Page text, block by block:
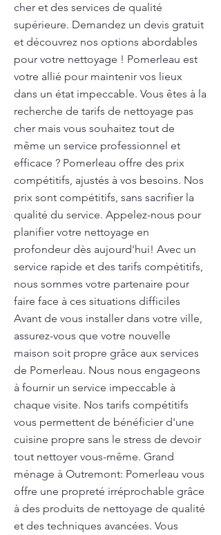
cher et des services de qualité
supérieure. Demandez un devis gratuit
et découvrez nos options abordables
pour votre nettoyage ! Pomerleau est
votre allié pour maintenir vos lieux
dans un état impeccable. Vous êtes à la
recherche de tarifs de nettoyage pas
cher mais vous souhaitez tout de
même un service professionnel et
efficace ? Pomerleau offre des prix
compétitifs, ajustés à vos besoins. Nos
prix sont compétitifs, sans sacrifier la
qualité du service. Appelez-nous pour
planifier votre nettoyage en
profondeur dès aujourd'hui! Avec un
service rapide et des tarifs compétitifs,
nous sommes votre partenaire pour
faire face à ces situations difficiles
Avant de vous installer dans votre ville,
assurez-vous que votre nouvelle
maison soit propre grâce aux services
de Pomerleau. Nous nous engageons
à fournir un service impeccable à
chaque visite. Nos tarifs compétitifs
vous permettent de bénéficier d'une
cuisine propre sans le stress de devoir
tout nettoyer vous-même. Grand
ménage à Outremont: Pomerleau vous
offre une propreté irréprochable grâce
à des produits de nettoyage de qualité
et des techniques avancées. Vous